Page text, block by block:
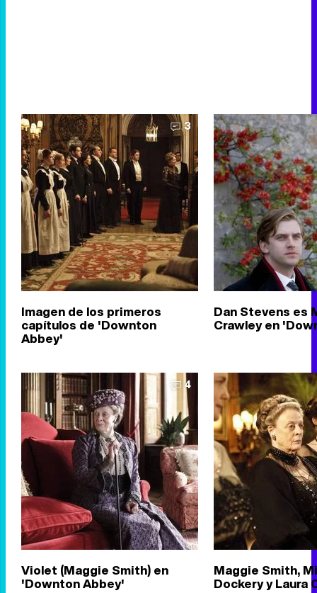
3
Imagen de los primeros
capítulos de 'Downton
Abbey'
Dan Stevens es
Crawley en
4
Violet (Maggie Smith) en
'Downton Abbey'
Maggie Smith,
Dockery y Laura